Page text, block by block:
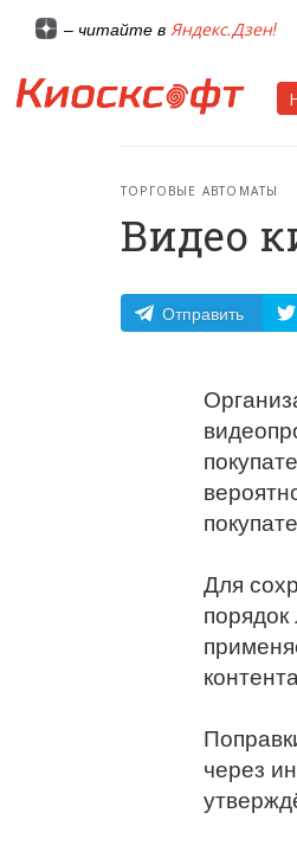
– читайте в Яндекс.Дзен!
ТОРГОВЫЕ АВТОМАТЫ
Видео
Отправить
Для
порядок
через